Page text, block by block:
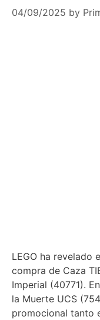
04/09/2025 by
LEGO ha revelado
compra de Caza
Imperial (40771).
la Muerte UCS
promocional tanto